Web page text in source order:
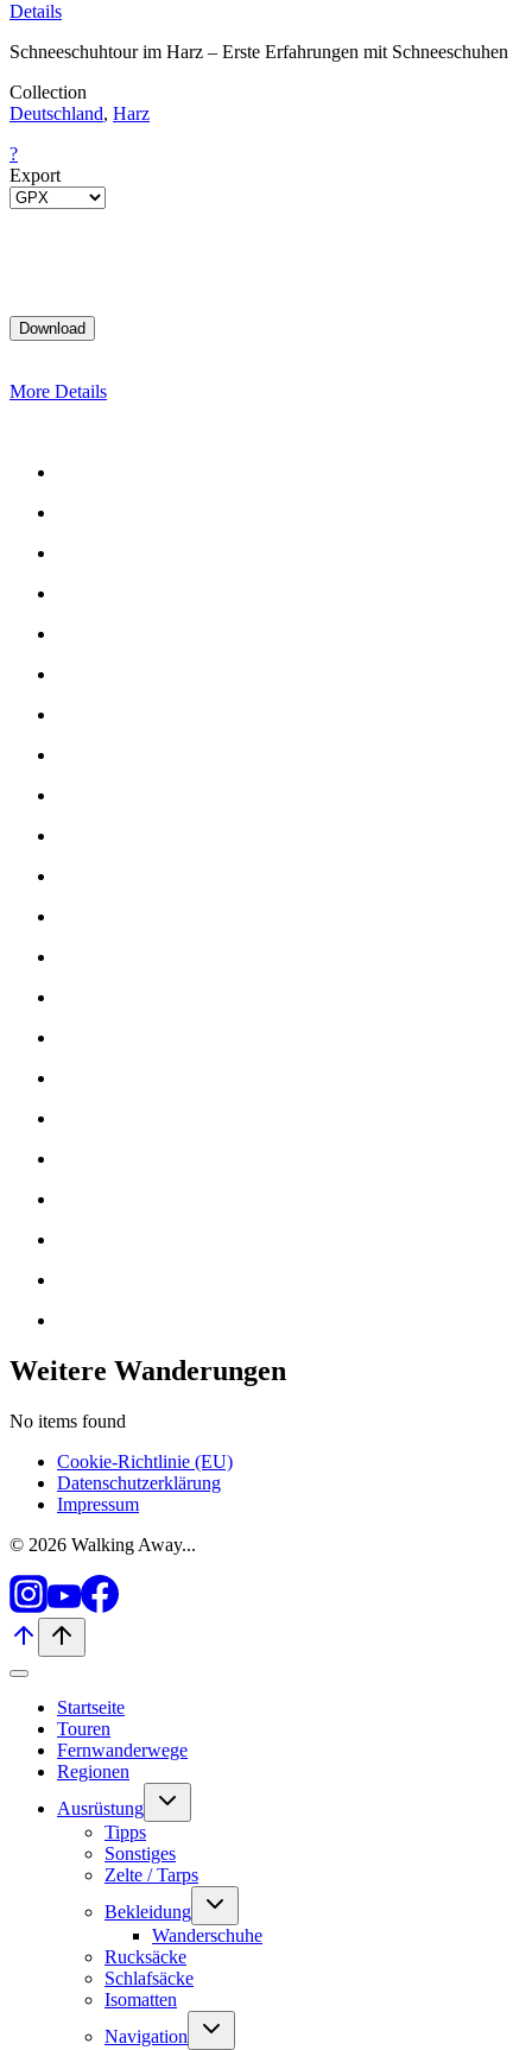
Details
Schneeschuhtour im Harz – Erste Erfahrungen mit Schneeschuhen
Collection
Deutschland, Harz
?
Export
More Details
Weitere Wanderungen
No items found
Cookie-Richtlinie (EU)
Datenschutzerklärung
Impressum
© 2026 Walking Away...
Startseite
Touren
Fernwanderwege
Regionen
Ausrüstung
Untermenü
Tipps
Sonstiges
Zelte / Tarps
Bekleidung
Untermenü
Wanderschuhe
Rucksäcke
Schlafsäcke
Isomatten
Navigation
Untermenü